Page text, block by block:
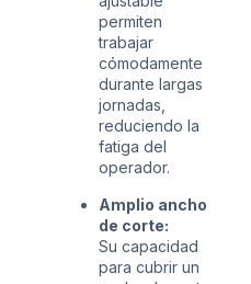
permiten
trabajar
cómodamente
durante largas
jornadas,
reduciendo la
fatiga del
operador.
Amplio ancho
de corte:
Su capacidad
para cubrir un